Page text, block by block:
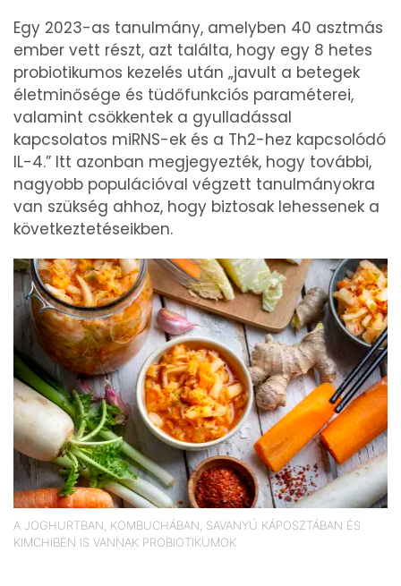
Egy 2023-as tanulmány, amelyben 40 asztmás
ember vett részt, azt találta, hogy egy 8 hetes
probiotikumos kezelés után „javult a betegek
életminősége és tüdőfunkciós paraméterei,
valamint csökkentek a gyulladással
kapcsolatos miRNS-ek és a Th2-hez kapcsolódó
IL-4.” Itt azonban megjegyezték, hogy további,
nagyobb populációval végzett tanulmányokra
van szükség ahhoz, hogy biztosak lehessenek a
következtetéseikben.
A JOGHURTBAN, KOMBUCHÁBAN, SAVANYÚ KÁPOSZTÁBAN ÉS
KIMCHIBEN IS VANNAK PROBIOTIKUMOK